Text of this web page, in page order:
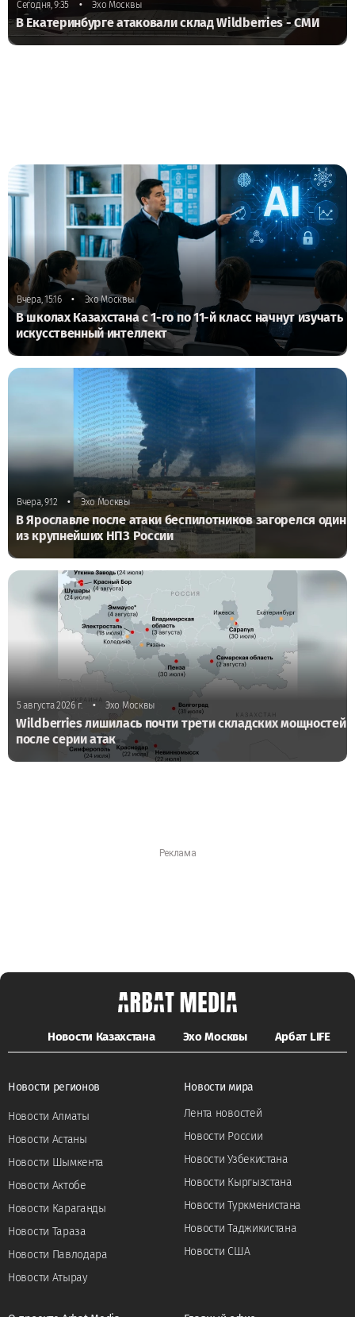
Сегодня, 9:35 • Эхо Москвы
В Екатеринбурге атаковали склад Wildberries - СМИ
Вчера, 15:16 • Эхо Москвы
В школах Казахстана с 1-го по 11-й класс начнут изучать
искусственный интеллект
Вчера, 9:12 • Эхо Москвы
В Ярославле после атаки беспилотников загорелся один
из крупнейших НПЗ России
5 августа 2026 г. • Эхо Москвы
Wildberries лишилась почти трети складских мощностей
после серии атак
Новости Казахстана Эхо Москвы Арбат LIFE
Новости регионов
Новости Алматы
Новости Астаны
Новости Шымкента
Новости Актобе
Новости Караганды
Новости Тараза
Новости Павлодара
Новости Атырау
Новости мира
Лента новостей
Новости России
Новости Узбекистана
Новости Кыргызстана
Новости Туркменистана
Новости Таджикистана
Новости США